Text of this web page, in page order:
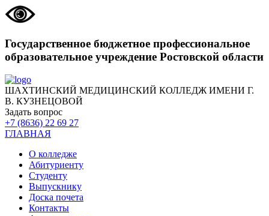
Государственное бюджетное профессиональное
образовательное учреждение Ростовской области
ШАХТИНСКИЙ МЕДИЦИНСКИЙ КОЛЛЕДЖ ИМЕНИ Г.
В. КУЗНЕЦОВОЙ
Задать вопрос
+7 (8636) 22 69 27
ГЛАВНАЯ
О колледже
Абитуриенту
Студенту
Выпускнику
Доска почета
Контакты